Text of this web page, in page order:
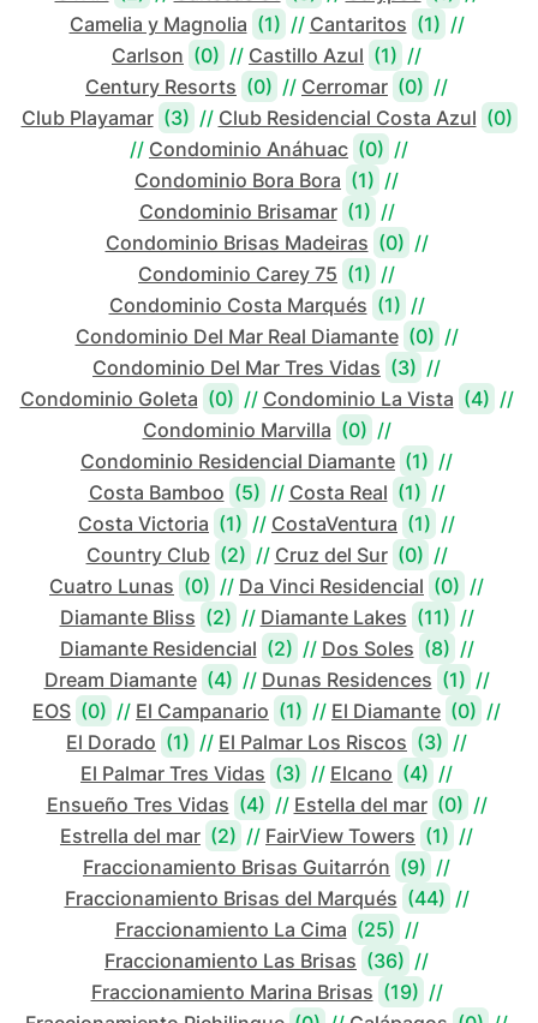
Camelia y Magnolia (1) // Cantaritos (1) //
Carlson (0) // Castillo Azul (1) //
Century Resorts (0) // Cerromar (0) //
Club Playamar (3) // Club Residencial Costa Azul (0)
// Condominio Anáhuac (0) //
Condominio Bora Bora (1) //
Condominio Brisamar (1) //
Condominio Brisas Madeiras (0) //
Condominio Carey 75 (1) //
Condominio Costa Marqués (1) //
Condominio Del Mar Real Diamante (0) //
Condominio Del Mar Tres Vidas (3) //
Condominio Goleta (0) // Condominio La Vista (4) //
Condominio Marvilla (0) //
Condominio Residencial Diamante (1) //
Costa Bamboo (5) // Costa Real (1) //
Costa Victoria (1) // CostaVentura (1) //
Country Club (2) // Cruz del Sur (0) //
Cuatro Lunas (0) // Da Vinci Residencial (0) //
Diamante Bliss (2) // Diamante Lakes (11) //
Diamante Residencial (2) // Dos Soles (8) //
Dream Diamante (4) // Dunas Residences (1) //
EOS (0) // El Campanario (1) // El Diamante (0) //
El Dorado (1) // El Palmar Los Riscos (3) //
El Palmar Tres Vidas (3) // Elcano (4) //
Ensueño Tres Vidas (4) // Estella del mar (0) //
Estrella del mar (2) // FairView Towers (1) //
Fraccionamiento Brisas Guitarrón (9) //
Fraccionamiento Brisas del Marqués (44) //
Fraccionamiento La Cima (25) //
Fraccionamiento Las Brisas (36) //
Fraccionamiento Marina Brisas (19) //